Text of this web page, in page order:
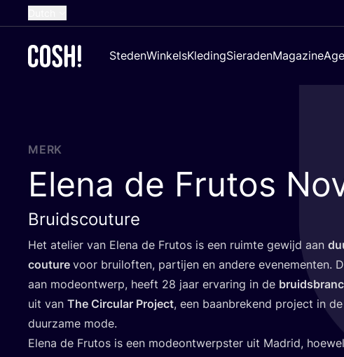
French
Croatian
StedenWinkelsKledingSieradenMagazine
MERK
Elena de Frutos
Bruidscouture
Het ate­lier van Ele­na de Fru­tos is een ruim­te gewijd aan
cou­tu­re voor brui­lof­ten, par­tij­en en ande­re eve­ne­men­ten.
aan mode­ont­werp, heeft 28 jaar erva­ring in de
uit van The Cir­cu­lar Pro­ject, een baan­bre­kend pro­ject in
duur­za­me mode.
Ele­na de Fru­tos is een mode­ont­werp­ster uit Madrid,